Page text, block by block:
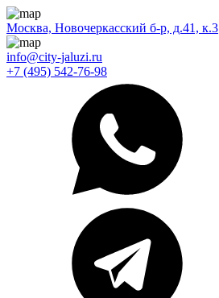
Москва, Новочеркасский б-р, д.41, к.3
info@city-jaluzi.ru
+7 (495) 542-76-98